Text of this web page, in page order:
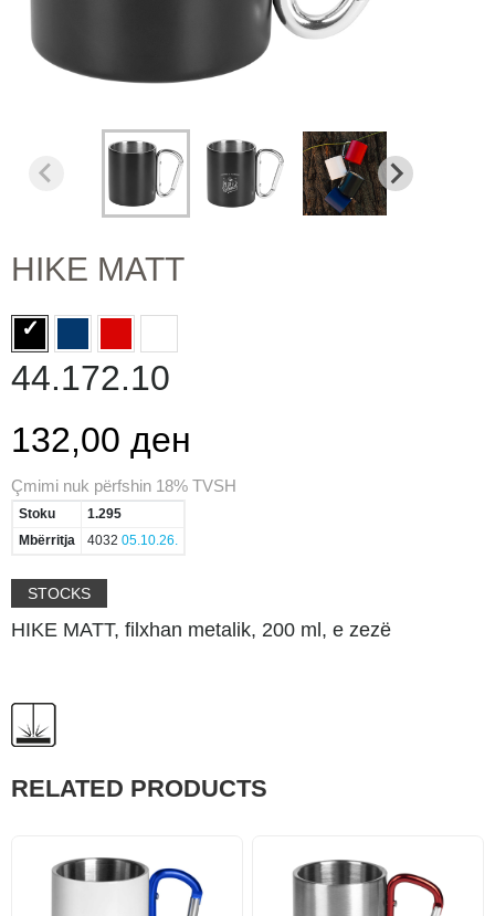
HIKE MATT
44.172.10
132,00 ден
Çmimi nuk përfshin 18% TVSH
Stoku
1.295
Mbërritja
4032 05.10.26.
STOCKS
HIKE MATT, filxhan metalik, 200 ml, e zezë
RELATED PRODUCTS